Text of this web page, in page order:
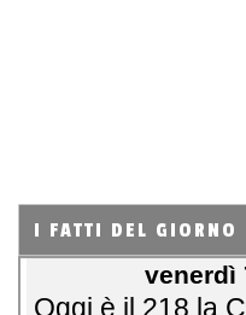
I FATTI DEL GIORNO